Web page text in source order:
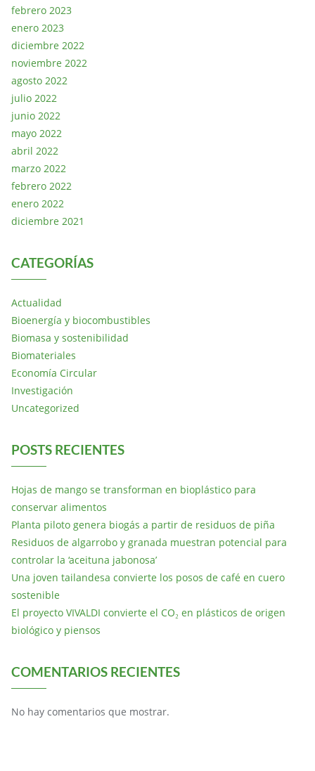
febrero 2023
enero 2023
diciembre 2022
noviembre 2022
agosto 2022
julio 2022
junio 2022
mayo 2022
abril 2022
marzo 2022
febrero 2022
enero 2022
diciembre 2021
CATEGORÍAS
Actualidad
Bioenergía y biocombustibles
Biomasa y sostenibilidad
Biomateriales
Economía Circular
Investigación
Uncategorized
POSTS RECIENTES
Hojas de mango se transforman en bioplástico para
conservar alimentos
Planta piloto genera biogás a partir de residuos de piña
Residuos de algarrobo y granada muestran potencial para
controlar la ‘aceituna jabonosa’
Una joven tailandesa convierte los posos de café en cuero
sostenible
El proyecto VIVALDI convierte el CO₂ en plásticos de origen
biológico y piensos
COMENTARIOS RECIENTES
No hay comentarios que mostrar.